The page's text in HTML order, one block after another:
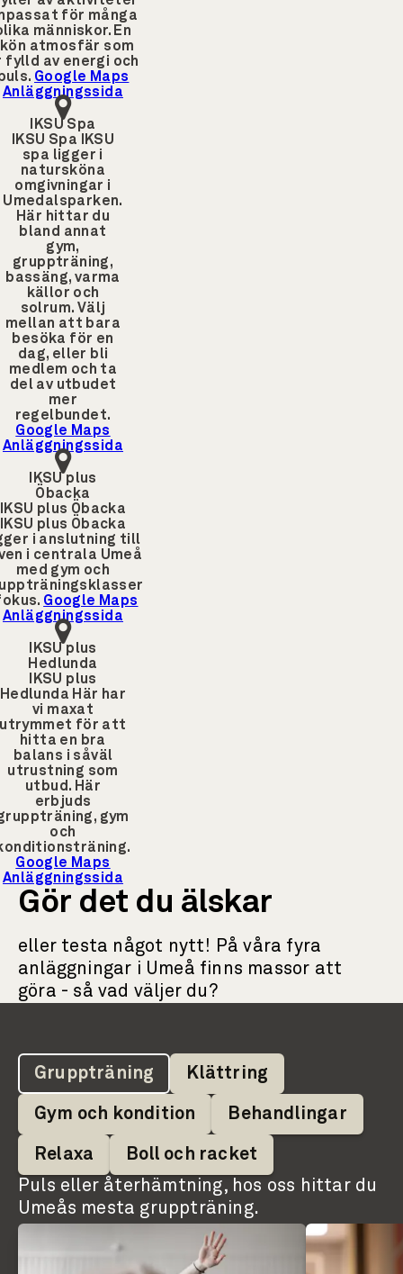
för många
människor. En
atmosfär som
fylld av energi och
Google Maps
Anläggningssida
IKSU Spa
IKSU Spa
IKSU
spa ligger i
natursköna
omgivningar i
Umedalsparken.
Här hittar du
bland annat
gym,
gruppträning,
bassäng, varma
källor och
solrum. Välj
mellan att bara
besöka för en
dag, eller bli
medlem och ta
del av utbudet
mer
regelbundet.
Google Maps
Anläggningssida
IKSU plus
Öbacka
IKSU plus Öbacka
IKSU plus Öbacka
i anslutning till
i centrala Umeå
med gym och
Google Maps
Anläggningssida
IKSU plus
Hedlunda
IKSU plus
Hedlunda Här har
vi maxat
utrymmet för att
hitta en bra
balans i såväl
utrustning som
utbud. Här
erbjuds
gym
och
Google Maps
Anläggningssida
Gör det du älskar
eller testa något nytt! På våra fyra
anläggningar i Umeå finns massor att
göra - så vad väljer du?
Gruppträning Klättring
Gym och kondition Behandlingar
Relaxa
Boll och racket
Puls eller återhämtning, hos oss hittar du
Umeås mesta gruppträning.